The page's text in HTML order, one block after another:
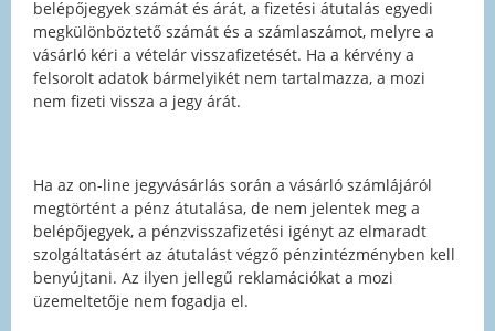
belépőjegyek számát és árát, a fizetési átutalás egyedi
megkülönböztető számát és a számlaszámot, melyre a
vásárló kéri a vételár visszafizetését. Ha a kérvény a
felsorolt adatok bármelyikét nem tartalmazza, a mozi
nem fizeti vissza a jegy árát.
Ha az on-line jegyvásárlás során a vásárló számlájáról
megtörtént a pénz átutalása, de nem jelentek meg a
belépőjegyek, a pénzvisszafizetési igényt az elmaradt
szolgáltatásért az átutalást végző pénzintézményben kell
benyújtani. Az ilyen jellegű reklamációkat a mozi
üzemeltetője nem fogadja el.